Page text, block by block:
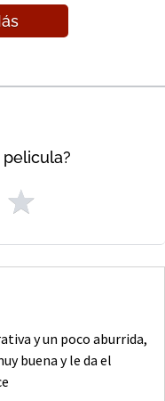
y un poco aburrida,
buena y le da el